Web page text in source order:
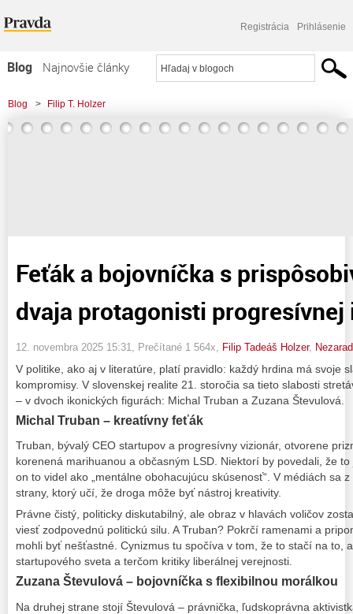
Registrácia Prihlásenie
Blog
Najnovšie články
Najčítanejšie články
Najkomentovanejšie články
Blog > Filip T. Holzer
> Feťák a bojovníčka s prispôsobivou morálkou: dvaja protagonisti progresívnej
Feťák a bojovníčka s
dvaja protagonisti progresívnej
12. novembra 2025 15:31 , Prečítané 1 564x, Filip Tadeáš Holzer,
V politike, ako aj v literatúre, platí pravidlo: každý hrdina má svoje
kompromisy. V slovenskej realite 21. storočia sa tieto slabosti
– v dvoch ikonických figurách: Michal Truban a Zuzana Števulová.
Michal Truban – kreatívny feťák
Truban, bývalý CEO startupov a progresívny vizionár, otvorene
korenená marihuanou a občasným LSD. Niektorí by povedali, že
on to videl ako „mentálne obohacujúcu skúsenosť“. V médiách sa
strany, ktorý učí, že droga môže byť nástroj kreativity.
Právne čistý, politicky diskutabilný, ale obraz v hlavách voličov
viesť zodpovednú politickú silu. A Truban? Pokrčí ramenami a
mohli byť nešťastné. Cynizmus tu spočíva v tom, že to stačí na to,
startupového sveta a terčom kritiky liberálnej verejnosti.
Zuzana Števulová – bojovníčka s flexibilnou morálkou
Na druhej strane stojí Števulová – právnička, ľudskoprávna